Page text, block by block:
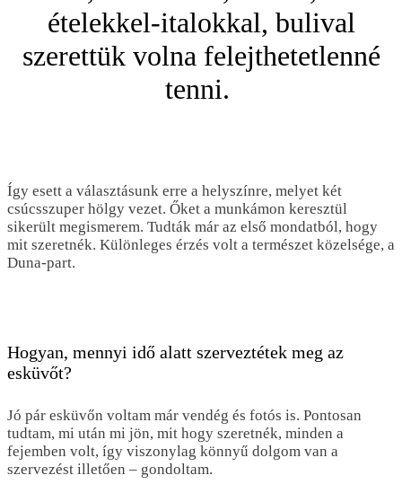
ételekkel-italokkal, bulival
szerettük volna felejthetetlenné
tenni.
Így esett a választásunk erre a helyszínre, melyet két
csúcsszuper hölgy vezet. Őket a munkámon keresztül
sikerült megismerem. Tudták már az első mondatból, hogy
mit szeretnék. Különleges érzés volt a természet közelsége, a
Duna-part.
Hogyan, mennyi idő alatt szerveztétek meg az
esküvőt?
Jó pár esküvőn voltam már vendég és fotós is. Pontosan
tudtam, mi után mi jön, mit hogy szeretnék, minden a
fejemben volt, így viszonylag könnyű dolgom van a
szervezést illetően – gondoltam.